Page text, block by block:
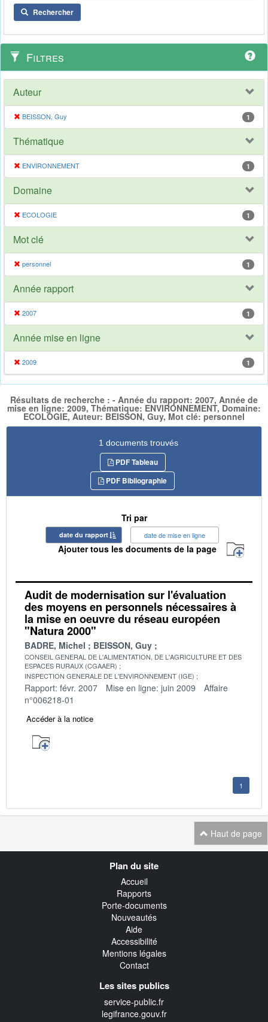
Rechercher
Filtres
Auteur
BEISSON, Guy 1
Thématique
ENVIRONNEMENT 1
Domaine
ECOLOGIE 1
Mot clé
personnel 1
Année rapport
2007 1
Année mise en ligne
2009 1
Résultats de recherche : - Année du rapport: 2007, Année de
mise en ligne: 2009, Thématique: ENVIRONNEMENT, Domaine:
ECOLOGIE, Auteur: BEISSON, Guy, Mot clé: personnel
1 documents trouvés
PDF Tableau
PDF Bibliographie
Tri par
date du rapport date de mise en ligne
Ajouter tous les documents de la page
Audit de modernisation sur l'évaluation
des moyens en personnels nécessaires à
la mise en oeuvre du réseau européen
"Natura 2000"
BADRE, Michel BEISSON, Guy
CONSEIL GENERAL DE L'ALIMENTATION, DE L'AGRICULTURE ET DES
ESPACES RURAUX (CGAAER)
INSPECTION GENERALE DE L'ENVIRONNEMENT (IGE)
Rapport: févr. 2007 Mise en ligne: juin 2009
Affaire
n°006218-01
Accéder à la notice
1
Haut de page
Plan du site
Accueil
Rapports
Porte-documents
Nouveautés
Aide
Accessibilité
Mentions légales
Contact
Les sites publics
service-public.fr
legifrance.gouv.fr